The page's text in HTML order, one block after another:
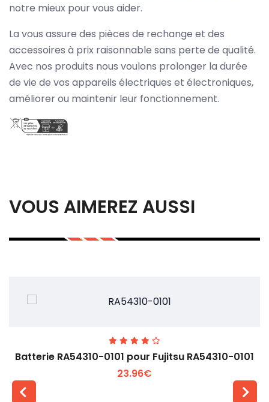
notre mieux pour vous aider.
La vous assure des pièces de rechange et des
accessoires à prix raisonnable sans perte de qualité.
Avec nos produits nous voulons prolonger la durée
de vie de vos appareils électriques et électroniques,
améliorer ou maintenir leur fonctionnement.
VOUS AIMEREZ AUSSI
Batterie RA54310-0101 pour Fujitsu RA54310-0101
23.96€